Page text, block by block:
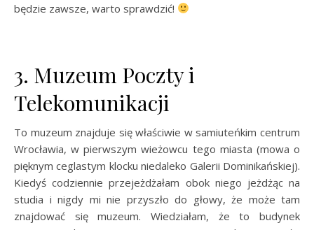
będzie zawsze, warto sprawdzić!
3. Muzeum Poczty i
Telekomunikacji
To muzeum znajduje się właściwie w samiuteńkim centrum
Wrocławia, w pierwszym wieżowcu tego miasta (mowa o
pięknym ceglastym klocku niedaleko Galerii Dominikańskiej).
Kiedyś codziennie przejeżdżałam obok niego jeżdżąc na
studia i nigdy mi nie przyszło do głowy, że może tam
znajdować się muzeum. Wiedziałam, że to budynek